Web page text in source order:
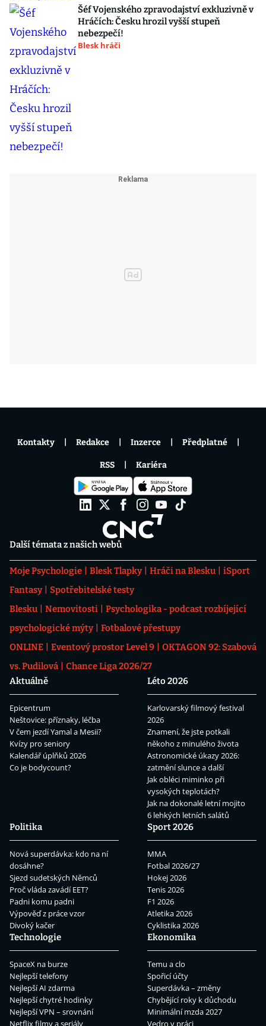
Šéf Vojenského zpravodajství exkluzivně v
Hráčích: Česku hrozil vyšší stupeň
nebezpečí!
Blesk hráči
Další témata z našich webů
Moje Psychologie Blesk Tlapky Hráči na Blesku
iSport
Fantasy
Spotřebitelské testy
Blesku
Nemovitosti
Psychologika - podcast rozbíjející
psychologické mýty
Fotbalové přestupy
ONLINE
Eventový prostor Level 9
OKTAGON 92: Szabová
vs. Pudilová
Chance Liga 2026/27
Aktuálně
Epicentrum
Neštovice: příznaky, léčba
V čem jezdí Yamal a Mesii?
Kvízy pro seniory
Kalendář úplňků 2026
Co je bodycount?
Léto 2026
Karlovarský filmový festival
2026
Znamení, že jste potkali
někoho z minulého života
Astronomické úkazy 2026:
zatmění slunce a další
Jak obléci miminko při
vysokých teplotách?
Jak na dokonalé letní mojito
6 lehkých letních salátů
Politika
Nová superdávka: kdo na ní
dosáhne?
Sjezd sudetských Němců
Proč vláda zavádí EET?
Padni komu padni
Výpověď z práce vzor
Divoký kačer
Sport 2026
MMA
Fotbal 2026/27
Hokej 2026
Tenis 2026
F1 2026
Atletika 2026
Cyklistika 2026
Technologie
SpaceX na burze
Nejlepší telefony
Nejlepší AI zdarma
Nejlepší chytré hodinky
Nejlepší VPN – srovnání
Netflix filmy a seriály
Ekonomika
Temu a clo
Spořicí účty
Superdávka – změny
Chybějící roky k důchodu
Minimální mzda 2027
Vedro v práci
Kontakty Redakce Inzerce Předplatné
RSS Kariéra